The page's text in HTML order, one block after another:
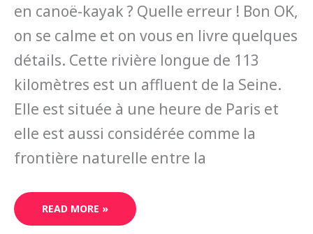
en canoë-kayak ? Quelle erreur ! Bon OK,
on se calme et on vous en livre quelques
détails. Cette rivière longue de 113
kilomètres est un affluent de la Seine.
Elle est située à une heure de Paris et
elle est aussi considérée comme la
frontière naturelle entre la
READ MORE »